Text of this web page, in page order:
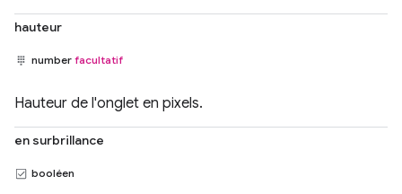
hauteur
number facultatif
Hauteur de l'onglet en pixels.
en surbrillance
booléen